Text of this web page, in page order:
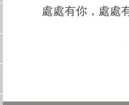
處處有你，處